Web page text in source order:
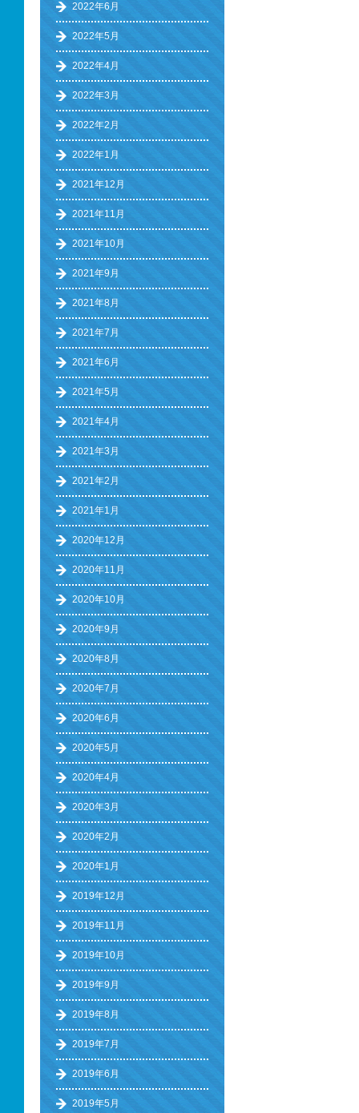
2022年6月
2022年5月
2022年4月
2022年3月
2022年2月
2022年1月
2021年12月
2021年11月
2021年10月
2021年9月
2021年8月
2021年7月
2021年6月
2021年5月
2021年4月
2021年3月
2021年2月
2021年1月
2020年12月
2020年11月
2020年10月
2020年9月
2020年8月
2020年7月
2020年6月
2020年5月
2020年4月
2020年3月
2020年2月
2020年1月
2019年12月
2019年11月
2019年10月
2019年9月
2019年8月
2019年7月
2019年6月
2019年5月